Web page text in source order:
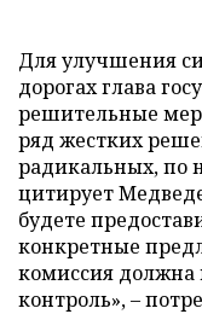
Для улучшения
дорогах глава
решительные
ряд жестких
радикальных, по
цитирует
будете
конкретные
комиссия должна
контроль», –